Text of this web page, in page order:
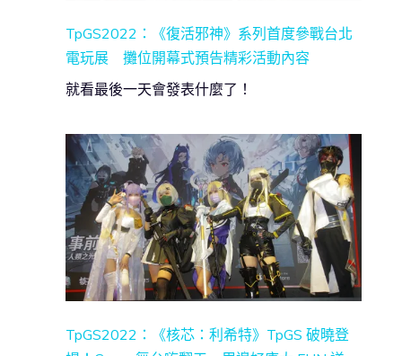
TpGS2022：《復活邪神》系列首度參戰台北
電玩展 攤位開幕式預告精彩活動內容
就看最後一天會發表什麼了！
TpGS2022：《核芯：利希特》TpGS 破曉登